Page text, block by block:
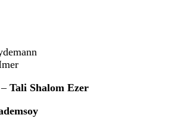
– Tali Shalom Ezer